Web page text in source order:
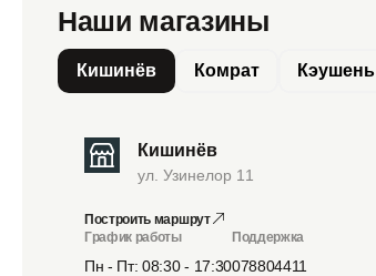
Наши магазины
Кишинёв Комрат Кэушень
Кишинёв
ул. Узинелор 11
Построить маршрут
График работы
Пн - Пт: 08:30 - 17:30
Поддержка
078804411